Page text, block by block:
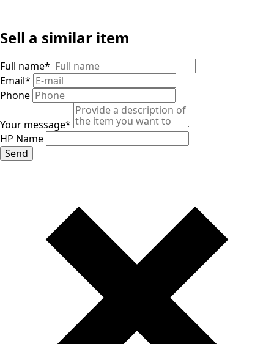
Sell ​​a similar item
Full name*
Email*
Phone
Your message*
HP Name
Send